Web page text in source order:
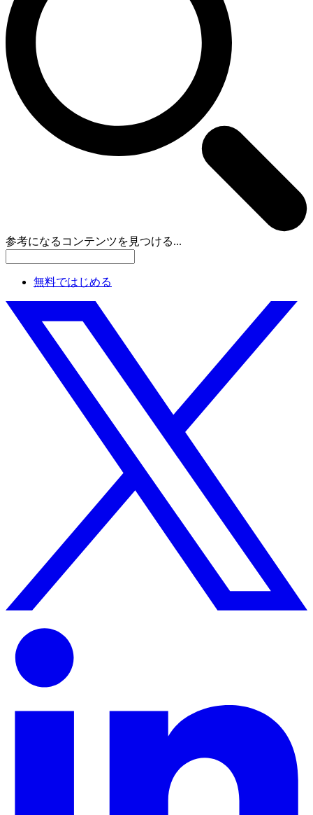
参考になるコンテンツを見つける...
無料ではじめる